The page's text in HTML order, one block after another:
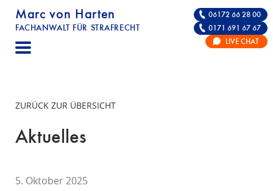
Marc von Harten
FACHANWALT FÜR STRAFRECHT
STRAFRECHT | RECHTSANWALT FÜR DIE
06172 66 28 00
0171 691 67 67
LIVE CHAT
ZURÜCK ZUR ÜBERSICHT
Aktuelles
5. Oktober 2025